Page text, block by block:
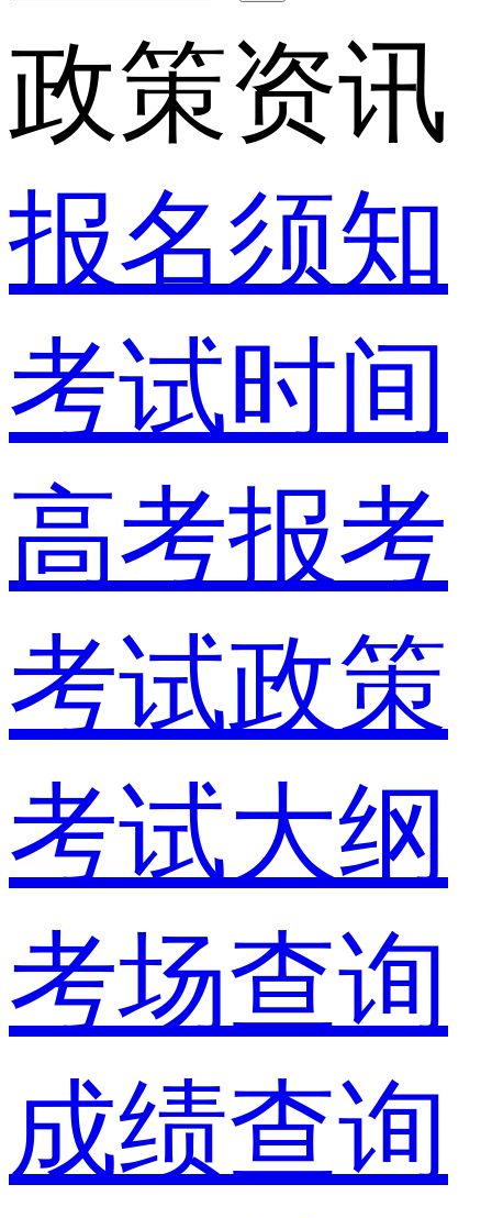
政策资讯
报名须知
考试时间
高考报考
考试政策
考试大纲
考场查询
成绩查询